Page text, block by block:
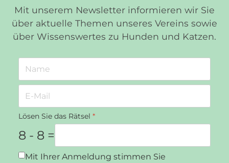
Mit unserem Newsletter informieren wir Sie
über aktuelle Themen unseres Vereins sowie
über Wissenswertes zu Hunden und Katzen.
Lösen Sie das Rätsel *
8 - 8 =
Datenschutz*
Mit Ihrer Anmeldung stimmen Sie